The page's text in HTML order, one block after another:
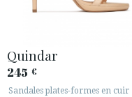
Quindar
245 €
Sandales plates-formes en cuir